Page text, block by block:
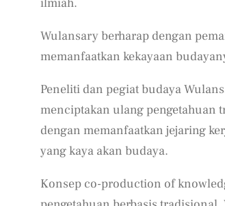
ilmiah.
Wulansary berharap dengan
memanfaatkan kekayaan
Peneliti dan pegiat budaya
menciptakan ulang pengetahuan
dengan memanfaatkan jejaring
yang kaya akan budaya.
Konsep co-production of